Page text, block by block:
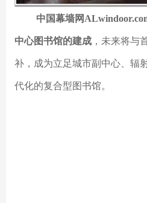
中国幕墙网
中心图书馆的建成，未来将与
补，成为立足城市副中心、辐
代化的复合型图书馆。